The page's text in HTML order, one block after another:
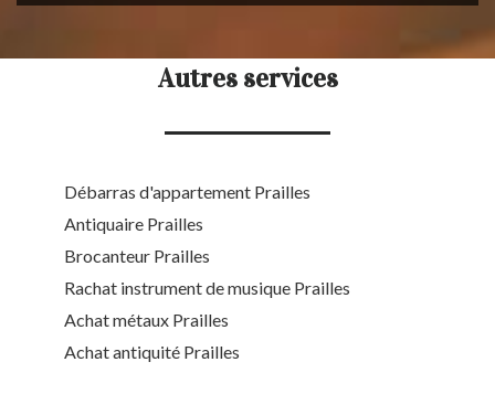
Autres services
Débarras d'appartement Prailles
Antiquaire Prailles
Brocanteur Prailles
Rachat instrument de musique Prailles
Achat métaux Prailles
Achat antiquité Prailles